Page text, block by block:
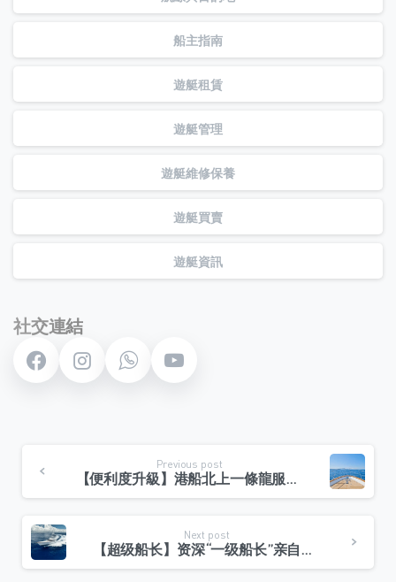
船主指南
遊艇租賃
遊艇管理
遊艇維修保養
遊艇買賣
遊艇資訊
社交連結
Reading
Previous post
【便利度升級】港船北上一條龍服務：銅鑼灣集合到金灣過關的專屬航線
Next post
【超级船长】资深“一级船长”亲自接船，为您的安全保驾护航